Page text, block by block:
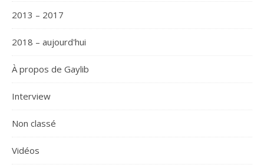
2013 – 2017
2018 – aujourd'hui
À propos de Gaylib
Interview
Non classé
Vidéos